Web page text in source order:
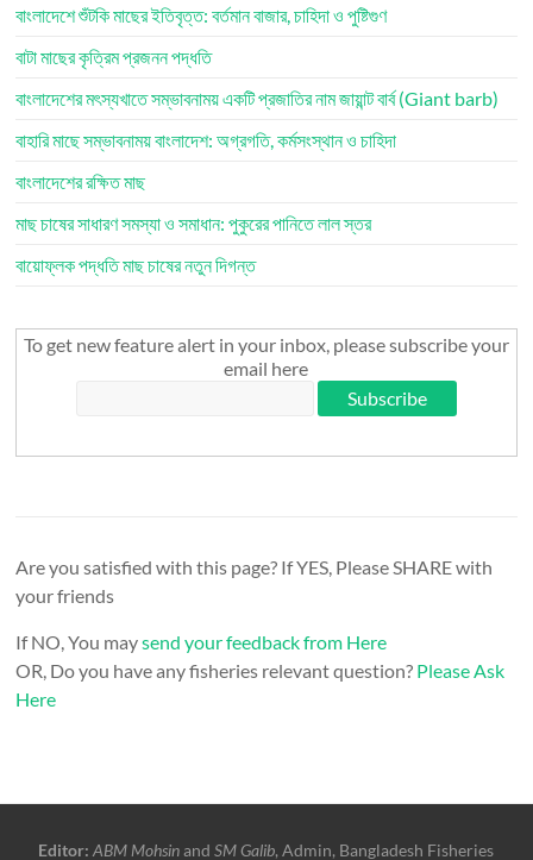
বাংলাদেশে শুঁটকি মাছের ইতিবৃত্ত: বর্তমান বাজার, চাহিদা ও পুষ্টিগুণ
বাটা মাছের কৃত্রিম প্রজনন পদ্ধতি
বাংলাদেশের মৎস্যখাতে সম্ভাবনাময় একটি প্রজাতির নাম জায়ান্ট বার্ব (Giant barb)
বাহারি মাছে সম্ভাবনাময় বাংলাদেশ: অগ্রগতি, কর্মসংস্থান ও চাহিদা
বাংলাদেশের রক্ষিত মাছ
মাছ চাষের সাধারণ সমস্যা ও সমাধান: পুকুরের পানিতে লাল স্তর
বায়োফ্লক পদ্ধতি মাছ চাষের নতুন দিগন্ত
To get new feature alert in your inbox, please subscribe your
email here
Are you satisfied with this page? If YES, Please SHARE with
your friends
If NO, You maysend your feedback from Here
OR, Do you have any fisheries relevant question? Please Ask
Here
Editor: ABM MohsinandSM Galib, Admin, Bangladesh Fisheries